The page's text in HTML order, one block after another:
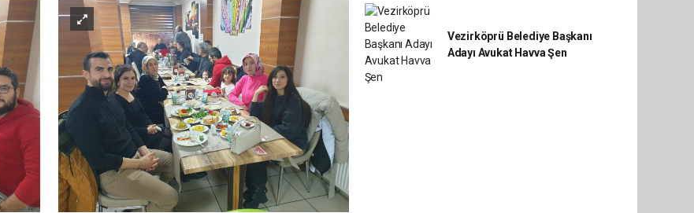
Vezirköprü Belediye Başkanı
Adayı Avukat Havva Şen